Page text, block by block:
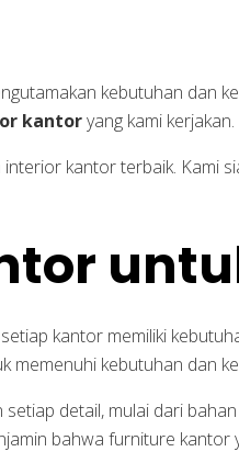
kebutuhan dan
kantoryang kami kerjakan.
kantor terbaik. Kami
kantor memiliki
memenuhi kebutuhan dan
detail, mulai dari
bahwa furniture kantor